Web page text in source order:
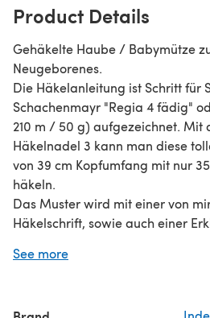
Product Details
Gehäkelte Haube / Babymütze
Neugeborenes.
Die Häkelanleitung ist Schritt für
Schachenmayr "Regia 4 fädig"
210 m / 50 g) aufgezeichnet. Mit
Häkelnadel 3 kann man diese
von 39 cm Kopfumfang mit nur
häkeln.
Das Muster wird mit einer von
Häkelschrift, sowie auch einer
Durch die vielen Bilder ist die
See more